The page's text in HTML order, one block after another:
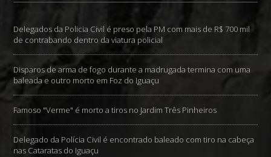
Delegados da Policia Civil é preso pela PM com mais de R$ 700 mil
de contrabando dentro da viatura policial
Disparos de arma de fogo durante a madrugada termina com uma
baleada e outro morto em Foz do Iguaçu
Famoso "Verme" é morto a tiros no Jardim Três Pinheiros
Delegado da Polícia Civil é encontrado baleado com tiro na cabeça
nas Cataratas do Iguaçu